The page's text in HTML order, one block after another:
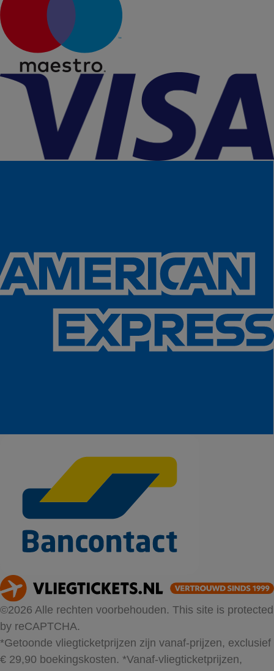
©2026 Alle rechten voorbehouden. This site is protected
by reCAPTCHA.
*Getoonde vliegticketprijzen zijn vanaf-prijzen, exclusief
€ 29,90 boekingskosten. *Vanaf-vliegticketprijzen,